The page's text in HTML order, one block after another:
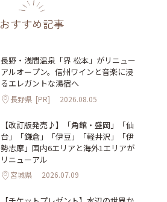
おすすめ記事
長野・浅間温泉「界 松本」がリニュー
アルオープン。信州ワインと音楽に浸
るエレガントな湯宿へ
長野県 [PR] 2026.08.05
【改訂版発売♪】「角館・盛岡」「仙
台」「鎌倉」「伊豆」「軽井沢」「伊
勢志摩」国内6エリアと海外1エリアが
リニューアル
宮城県 2026.07.09